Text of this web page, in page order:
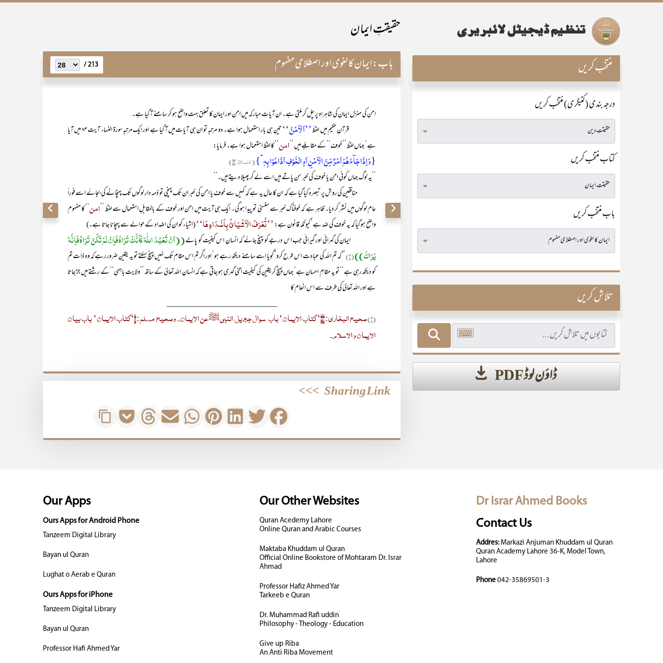
حقیقتِ ایمان
باب:ایمان کا لغوی اور اصطلاحی مفہوم 213 /
امن کی منزل ایمان کی شاہراہ پر چل کر ملتی ہے۔ ان آیاتِ مبارکہ میں امن اور ایمان کا تعلق بہت واضح ہو کر سامنے آ گیا ہے۔
قرآنِ حکیم میں لفظ’’اَ لْاَمْنُ‘‘
تین ہی بار استعمال ہوا ہے۔ دو مرتبہ تو ان ہی آیات میں آ گیا ہے اور ایک مرتبہ سورۃ النساء آیت ۸۳ میں آیا
ہے‘ جہاں لفظ ’’خوف‘‘ کے مقابلے میں ’’ امن‘‘ کا لفظ استعمال ہوا ہے۔ فرمایا:
{وَ اِذَا جَآءَہُمۡ اَمۡرٌ مِّنَ الۡاَمۡنِ اَوِ الۡخَوۡفِ اَذَاعُوۡا بِہٖ ؕ}(النسائ: ۸۳)
’’یہ لوگ جہاں کوئی امن یا خوف کی خبر سن پاتے ہیں اسے لے کر پھیلا دیتے ہیں۔‘‘
منافقین کی روِش پر تبصرہ کیا گیا ہے کہ ان کا حال یہ ہے کہ کہیں سے خوف یا امن کی خبر ان تک پہنچی تو ذمہ دار لوگوں تک پہنچانے کی بجائے اسے فوراً
عام لوگوں میں نشر کر دیا۔ ظاہر ہے کہ خوفناک خبر سے سنسنی تو پیدا ہو گی۔ ایک ہی آیت میں امن اور خوف کے بالمقابل استعمال سے لفظ ’’ امن‘‘ کا مفہوم
واضح ہو گیا کہ یہ خوف کی ضد ہے‘ کیونکہ قانون ہے:’’تُعْرَفُ الْاَشْیَائُ بِاَضْدَادِھَا‘‘(اشیاء کو ان کی اضداد کے حوالے سے پہچانا جاتا ہے۔)
ایمان کی گہرائی اور گیرائی جب اس درجے کو پہنچ جائے کہ انسان اس کیفیت کو پالے((اَنْ تَعْبُدَ اللّٰہَ کَاَنَّکَ تَرَاہُ فَاِنْ لَمْ تَکُنْ تَرَاہُ فَاِنَّہٗ
یَرَاکَ))(۱)
’’کہ تم اللہ کی عبادت اس طرح کرو‘ گویا اسے سامنے دیکھ رہے ہو‘ اور اگر تم اس مقام تک نہیں پہنچ سکتے تو یہ یقین ضرور رہے کہ وہ ذات تم
کو دیکھ رہی ہے‘‘ تو یہ مقامِ احسان ہے‘ جہاں پہنچ کر یقین کی کیفیت اتنی گہری ہو جاتی ہے کہ انسان اللہ تعالیٰ کے ساتھ ’’ولایت باہمی‘‘ کے رشتے میں جڑ جاتا
ہے اور اللہ تعالیٰ کی طرف سے اس انعام کا
____________________________
(۱)
صحیح البخاری: ۵۰‘ کتاب الایمان‘ باب سوال جبریل النبیﷺ عن الایمان۔ وصحیح مسلم: ۹‘ کتاب الایمان‘ باب بیان
الایمان و الاسلام۔
Sharing Link
>>>
منتخب کریں
درجہ بندی (کٹیگری) منتخب کریں
کتاب منتخب کریں
باب منتخب کریں
تلاش کریں
ڈاؤن لوڈ PDF
Dr Israr Ahmed Books
Contact Us
Addres:Markazi Anjuman Khuddam ul Quran
Quran Academy Lahore 36-K, Model Town,
Lahore
Phone 042-35869501-3
Our Other Websites
Quran Acedemy Lahore
Online Quran and Arabic Courses
Maktaba Khuddam ul Quran
Official Online Bookstore of Mohtaram Dr. Israr
Ahmad
Professor Hafiz Ahmed Yar
Tarkeeb e Quran
Dr. Muhammad Rafi uddin
Philosophy - Theology - Education
Give up Riba
An Anti Riba Movement
Our Apps
Ours Apps for Android Phone
Tanzeem Digital Library
Bayan ul Quran
Lughat o Aerab e Quran
Ours Apps for iPhone
Tanzeem Digital Library
Bayan ul Quran
Professor Hafi Ahmed Yar